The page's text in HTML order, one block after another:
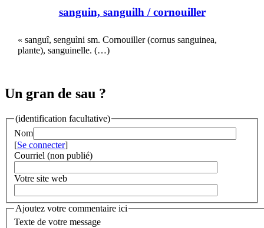
sanguin, sanguilh / cornouiller
« sanguî, senguìni sm. Cornouiller (cornus sanguinea,
plante), sanguinelle. (…)
Un gran de sau ?
(identification facultative)
Nom
[Se connecter]
Courriel (non publié)
Votre site web
Ajoutez votre commentaire ici
Texte de votre message